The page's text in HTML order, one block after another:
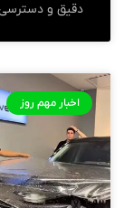
دقیق و
اخبار مهم روز